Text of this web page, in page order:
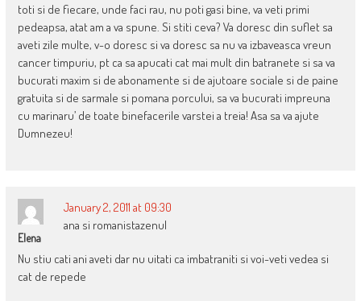
toti si de fiecare, unde faci rau, nu poti gasi bine, va veti primi
pedeapsa, atat am a va spune. Si stiti ceva? Va doresc din suflet sa
aveti zile multe, v-o doresc si va doresc sa nu va izbaveasca vreun
cancer timpuriu, pt ca sa apucati cat mai mult din batranete si sa va
bucurati maxim si de abonamente si de ajutoare sociale si de paine
gratuita si de sarmale si pomana porcului, sa va bucurati impreuna
cu marinaru’ de toate binefacerile varstei a treia! Asa sa va ajute
Dumnezeu!
Elena
January 2, 2011 at 09:30
ana si romanistazenul
Nu stiu cati ani aveti dar nu uitati ca imbatraniti si voi-veti vedea si
cat de repede